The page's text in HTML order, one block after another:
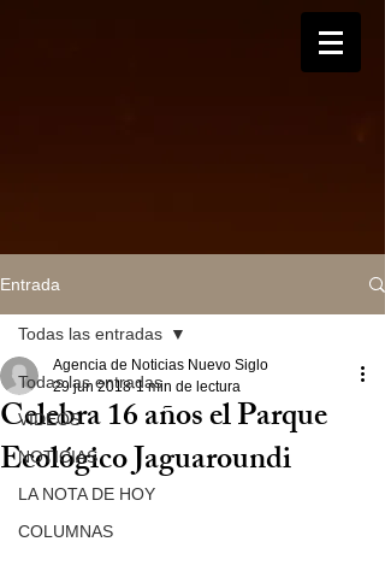
Entrada
Todas las entradas
VIDEOS
NOTICIAS
LA NOTA DE HOY
COLUMNAS
Todas las entradas
Celebra 16 años el Parque
Ecológico Jaguaroundi
Agencia de Noticias Nuevo Siglo
29 jun 2018 1 min de lectura